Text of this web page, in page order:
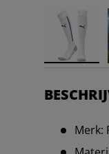
Merk: